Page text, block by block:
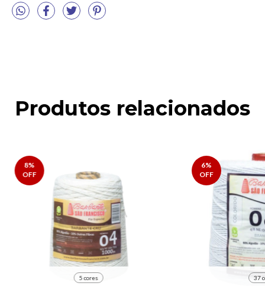
Produtos relacionados
8%
OFF
5 cores
6%
OFF
37